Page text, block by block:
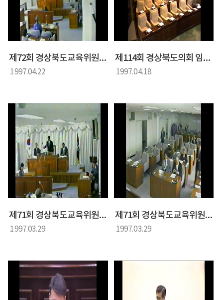
제72회 경상북도교육위원회 임시회 경상북도의회 제2차 본회의
1997.04.22
제114회 경상북도의회 임시회 경상북도의회 제1차 본회의
1997.04.18
제71회 경상북도교육위원회 임시회 경상북도의회 제4차 본회의
1997.03.29
제71회 경상북도교육위원회 경상북도교육위원회 임시회 경상북도의회 제5차 본회의
1997.03.29